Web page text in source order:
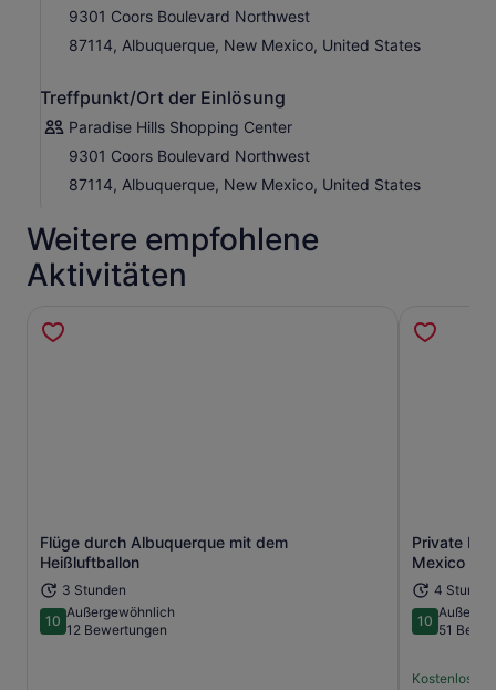
9301 Coors Boulevard Northwest
87114, Albuquerque, New Mexico, United States
Treffpunkt/Ort der Einlösung
Paradise Hills Shopping Center
9301 Coors Boulevard Northwest
87114, Albuquerque, New Mexico, United States
Weitere empfohlene
Aktivitäten
Flüge durch Albuquerque mit dem
Heißluftballon
3 Stunden
1010 von 10
Außergewöhnlich
12 Bewertungen
Wird in einem neuen Tab geöffnet
Private
Mexico
4
1010 von 10
51
Kostenlose